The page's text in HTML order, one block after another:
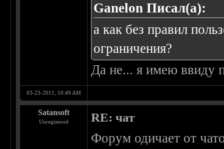
Ganelon Писал(а):
а как без правил
ограничения?
Да не... я имею ввиду
03-23-2011, 10:49 AM
Satansoft
Unregistered RE: чат
Форум одичает от